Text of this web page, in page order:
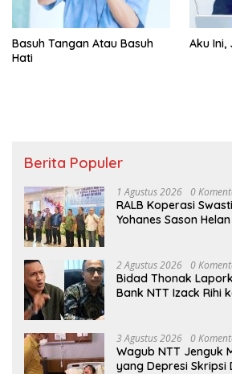
Basuh Tangan Atau Basuh
Hati
Aku
Berita Populer
1 Agustus 2026 0
RALB Koperasi
Yohanes Sason
2 Agustus 2026 0
Bidad Thonak
Bank NTT Izack Rihi
3 Agustus 2026 0
Wagub NTT Jenguk
yang Depresi Skripsi